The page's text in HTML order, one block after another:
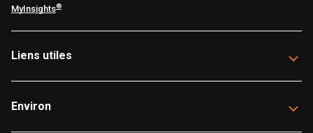
MyInsights®
Liens utiles
Environ